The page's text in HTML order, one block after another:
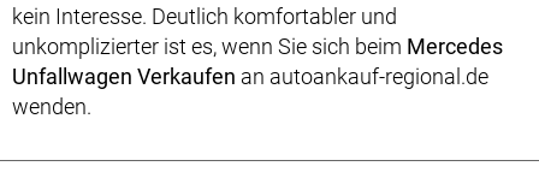
kein Interesse. Deutlich komfortabler und
unkomplizierter ist es, wenn Sie sich beim Mercedes
Unfallwagen Verkaufen an autoankauf-regional.de
wenden.